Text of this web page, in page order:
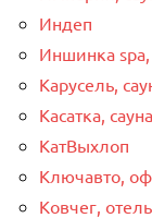
Индеп
Иншинка
Карусель,
Касатка, сауна
КатВыхлоп
Ключавто,
Ковчег, отель